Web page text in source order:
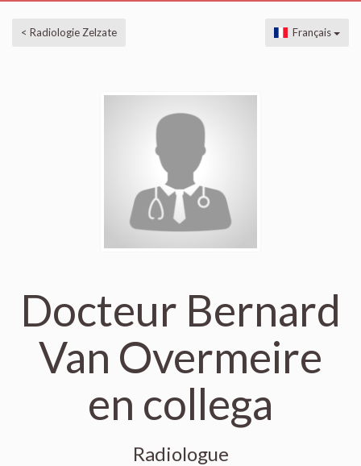
< Radiologie Zelzate Français
Docteur Bernard
Van Overmeire
en collega
Radiologue